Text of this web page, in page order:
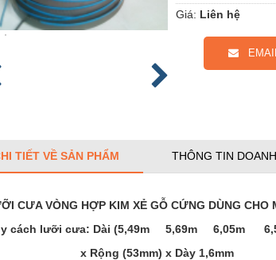
Giá: Liên hệ
TIẾT VỀ SẢN PHẨM THÔNG TIN
CƯA VÒNG HỢP KIM XẺ GỖ CỨNG DÙNG CHO
cách lưỡi cưa: Dài (5,49m 5,69m
Rộng (53mm) x Dày 1,6mm